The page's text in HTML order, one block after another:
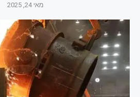
מאי 24, 2025